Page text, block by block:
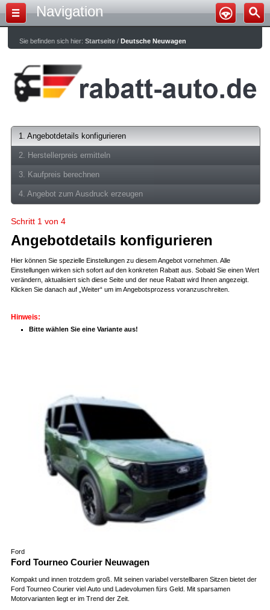
Navigation
Sie befinden sich hier:Startseite /Deutsche Neuwagen
1. Angebotdetails konfigurieren
2. Herstellerpreis ermitteln
3. Kaufpreis berechnen
4. Angebot zum Ausdruck erzeugen
Schritt 1 von 4
Angebotdetails konfigurieren
Hier können Sie spezielle Einstellungen zu diesem Angebot vornehmen. Alle
Einstellungen wirken sich sofort auf den konkreten Rabatt aus. Sobald Sie einen Wert
verändern, aktualisiert sich diese Seite und der neue Rabatt wird Ihnen angezeigt.
Klicken Sie danach auf „Weiter“ um im Angebotsprozess voranzuschreiten.
Hinweis:
Bitte wählen Sie eine Variante aus!
Ford
Ford Tourneo Courier Neuwagen
Kompakt und innen trotzdem groß. Mit seinen variabel verstellbaren Sitzen bietet der
Ford Tourneo Courier viel Auto und Ladevolumen fürs Geld. Mit sparsamen
Motorvarianten liegt er im Trend der Zeit.